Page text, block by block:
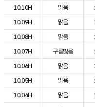
10.10H
맑음
10.09H
맑음
10.08H
맑음
10.07H
구름많음
10.06H
맑음
10.05H
맑음
10.04H
맑음